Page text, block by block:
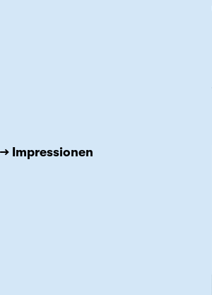
→ Impressionen